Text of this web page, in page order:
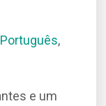
Português
e um